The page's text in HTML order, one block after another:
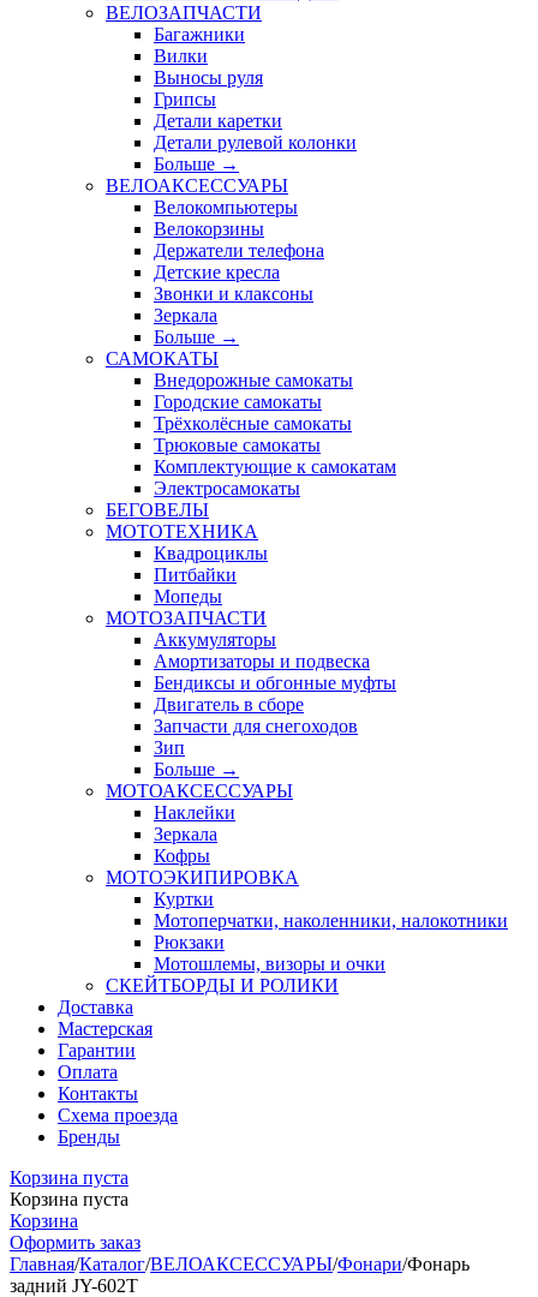
ВЕЛОЗАПЧАСТИ
Багажники
Вилки
Выносы руля
Грипсы
Детали каретки
Детали рулевой колонки
Больше →
ВЕЛОАКСЕССУАРЫ
Велокомпьютеры
Велокорзины
Держатели телефона
Детские кресла
Звонки и клаксоны
Зеркала
Больше →
САМОКАТЫ
Внедорожные самокаты
Городские самокаты
Трёхколёсные самокаты
Трюковые самокаты
Комплектующие к самокатам
Электросамокаты
БЕГОВЕЛЫ
МОТОТЕХНИКА
Квадроциклы
Питбайки
Мопеды
МОТОЗАПЧАСТИ
Аккумуляторы
Амортизаторы и подвеска
Бендиксы и обгонные муфты
Двигатель в сборе
Запчасти для снегоходов
Зип
Больше →
МОТОАКСЕССУАРЫ
Наклейки
Зеркала
Кофры
МОТОЭКИПИРОВКА
Куртки
Мотоперчатки, наколенники, налокотники
Рюкзаки
Мотошлемы, визоры и очки
СКЕЙТБОРДЫ И РОЛИКИ
Доставка
Мастерская
Гарантии
Оплата
Контакты
Схема проезда
Бренды
Корзина пуста
Корзина пуста
Корзина
Оформить заказ
Главная/Каталог/ВЕЛОАКСЕССУАРЫ/Фонари/Фонарь
задний JY-602Т